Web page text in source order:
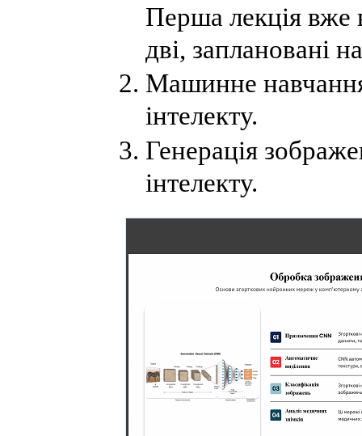
Перша лекція вже
дві, заплановані
Машинне
інтелекту.
Генерація
інтелекту.